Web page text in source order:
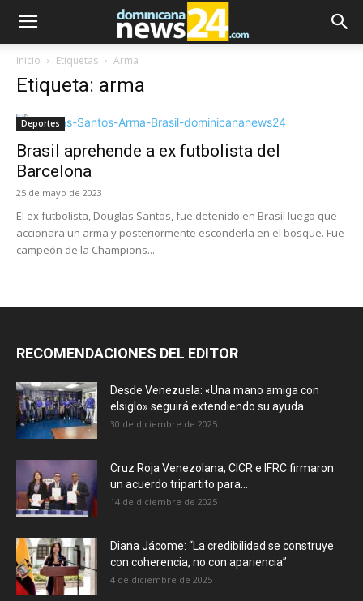
Inicio Etiquetas Arma
Etiqueta: arma
Deportes
Brasil aprehende a ex futbolista del
Barcelona
25 de mayo de 2023
El ex futbolista, Douglas Santos, fue detenido en Brasil luego que
accionara un arma y posteriormente esconderla en el bosque. Fue
campeón de la Champions...
RECOMENDACIONES DEL EDITOR
Desde Venezuela: «Una mano amiga con
elsiglo» seguirá extendiendo su ayuda...
30 de diciembre de 2025
Cruz Roja Venezolana, CICR e IFRC firmaron
un acuerdo tripartito para...
14 de diciembre de 2025
Diana Jácome: “La credibilidad se construye
con coherencia, no con apariencia”
4 de diciembre de 2025